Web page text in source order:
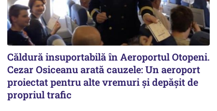
Căldură insuportabilă în Aeroportul Otopeni.
Cezar Osiceanu arată cauzele: Un aeroport
proiectat pentru alte vremuri și depășit de
propriul trafic